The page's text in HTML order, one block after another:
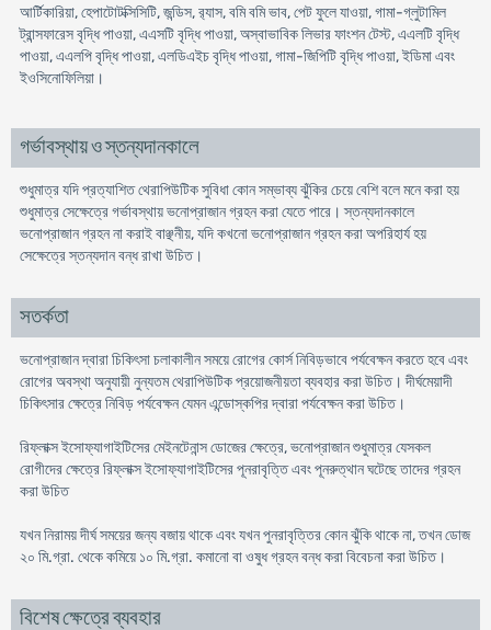
আর্টিকারিয়া, হেপাটোটক্সিসিটি, জন্ডিস, র‍্যাস, বমি বমি ভাব, পেট ফুলে যাওয়া, গামা-গ্লুটামিল
ট্রান্সফারেস বৃদ্ধি পাওয়া, এএসটি বৃদ্ধি পাওয়া, অস্বাভাবিক লিভার ফাংশন টেস্ট, এএলটি বৃদ্ধি
পাওয়া, এএলপি বৃদ্ধি পাওয়া, এলডিএইচ বৃদ্ধি পাওয়া, গামা-জিপিটি বৃদ্ধি পাওয়া, ইডিমা এবং
ইওসিনোফিলিয়া।
গর্ভাবস্থায় ও স্তন্যদানকালে
শুধুমাত্র যদি প্রত্যাশিত থেরাপিউটিক সুবিধা কোন সম্ভাব্য ঝুঁকির চেয়ে বেশি বলে মনে করা হয়
শুধুমাত্র সেক্ষেত্রে গর্ভাবস্থায় ভনোপ্রাজান গ্রহন করা যেতে পারে। স্তন্যদানকালে
ভনোপ্রাজান গ্রহন না করাই বাঞ্ছনীয়, যদি কখনো ভনোপ্রাজান গ্রহন করা অপরিহার্য হয়
সেক্ষেত্রে স্তন্যদান বন্ধ রাখা উচিত।
সতর্কতা
ভনোপ্রাজান দ্বারা চিকিৎসা চলাকালীন সময়ে রোগের কোর্স নিবিড়ভাবে পর্যবেক্ষন করতে হবে এবং
রোগের অবস্থা অনুযায়ী নুন্যতম থেরাপিউটিক প্রয়োজনীয়তা ব্যবহার করা উচিত। দীর্ঘমেয়াদী
চিকিৎসার ক্ষেত্রে নিবিড় পর্যবেক্ষন যেমন এন্ডোস্কপির দ্বারা পর্যবেক্ষন করা উচিত।
রিফ্লাক্স ইসোফ্যাগাইটিসের মেইনটেনান্স ডোজের ক্ষেত্রে, ভনোপ্রাজান শুধুমাত্র যেসকল
রোগীদের ক্ষেত্রে রিফ্লাক্স ইসোফ্যাগাইটিসের পূনরাবৃত্তি এবং পূনরুত্থান ঘটেছে তাদের গ্রহন
করা উচিত
যখন নিরাময় দীর্ঘ সময়ের জন্য বজায় থাকে এবং যখন পুনরাবৃত্তির কোন ঝুঁকি থাকে না, তখন ডোজ
২০ মি.গ্রা. থেকে কমিয়ে ১০ মি.গ্রা. কমানো বা ওষুধ গ্রহন বন্ধ করা বিবেচনা করা উচিত।
বিশেষ ক্ষেত্রে ব্যবহার